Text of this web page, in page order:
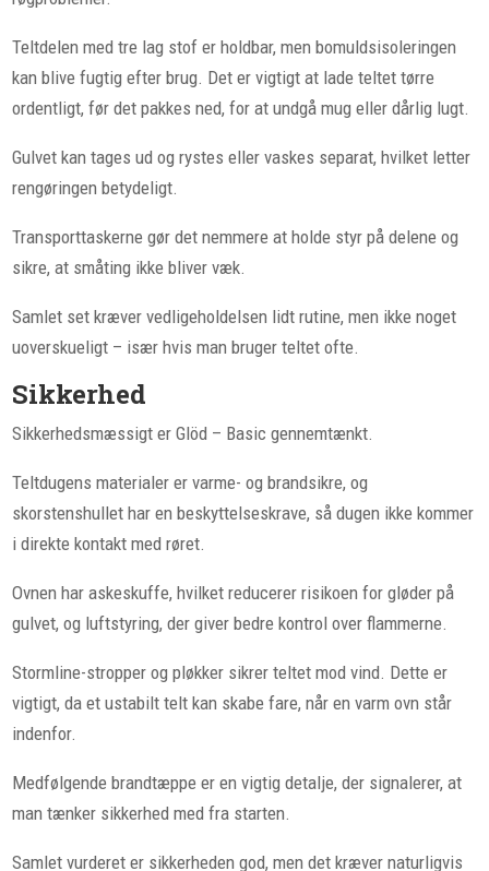
Teltdelen med tre lag stof er holdbar, men bomuldsisoleringen
kan blive fugtig efter brug. Det er vigtigt at lade teltet tørre
ordentligt, før det pakkes ned, for at undgå mug eller dårlig lugt.
Gulvet kan tages ud og rystes eller vaskes separat, hvilket letter
rengøringen betydeligt.
Transporttaskerne gør det nemmere at holde styr på delene og
sikre, at småting ikke bliver væk.
Samlet set kræver vedligeholdelsen lidt rutine, men ikke noget
uoverskueligt – især hvis man bruger teltet ofte.
Sikkerhed
Sikkerhedsmæssigt er Glöd – Basic gennemtænkt.
Teltdugens materialer er varme- og brandsikre, og
skorstenshullet har en beskyttelseskrave, så dugen ikke kommer
i direkte kontakt med røret.
Ovnen har askeskuffe, hvilket reducerer risikoen for gløder på
gulvet, og luftstyring, der giver bedre kontrol over flammerne.
Stormline-stropper og pløkker sikrer teltet mod vind. Dette er
vigtigt, da et ustabilt telt kan skabe fare, når en varm ovn står
indenfor.
Medfølgende brandtæppe er en vigtig detalje, der signalerer, at
man tænker sikkerhed med fra starten.
Samlet vurderet er sikkerheden god, men det kræver naturligvis